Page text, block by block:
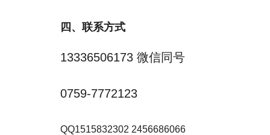
四、联系方式
13336506173 微信同号
0759-7772123
QQ1515832302 2456686066